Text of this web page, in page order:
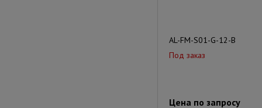
AL-FM-S01-G-12-B
Под заказ
Цена по запросу